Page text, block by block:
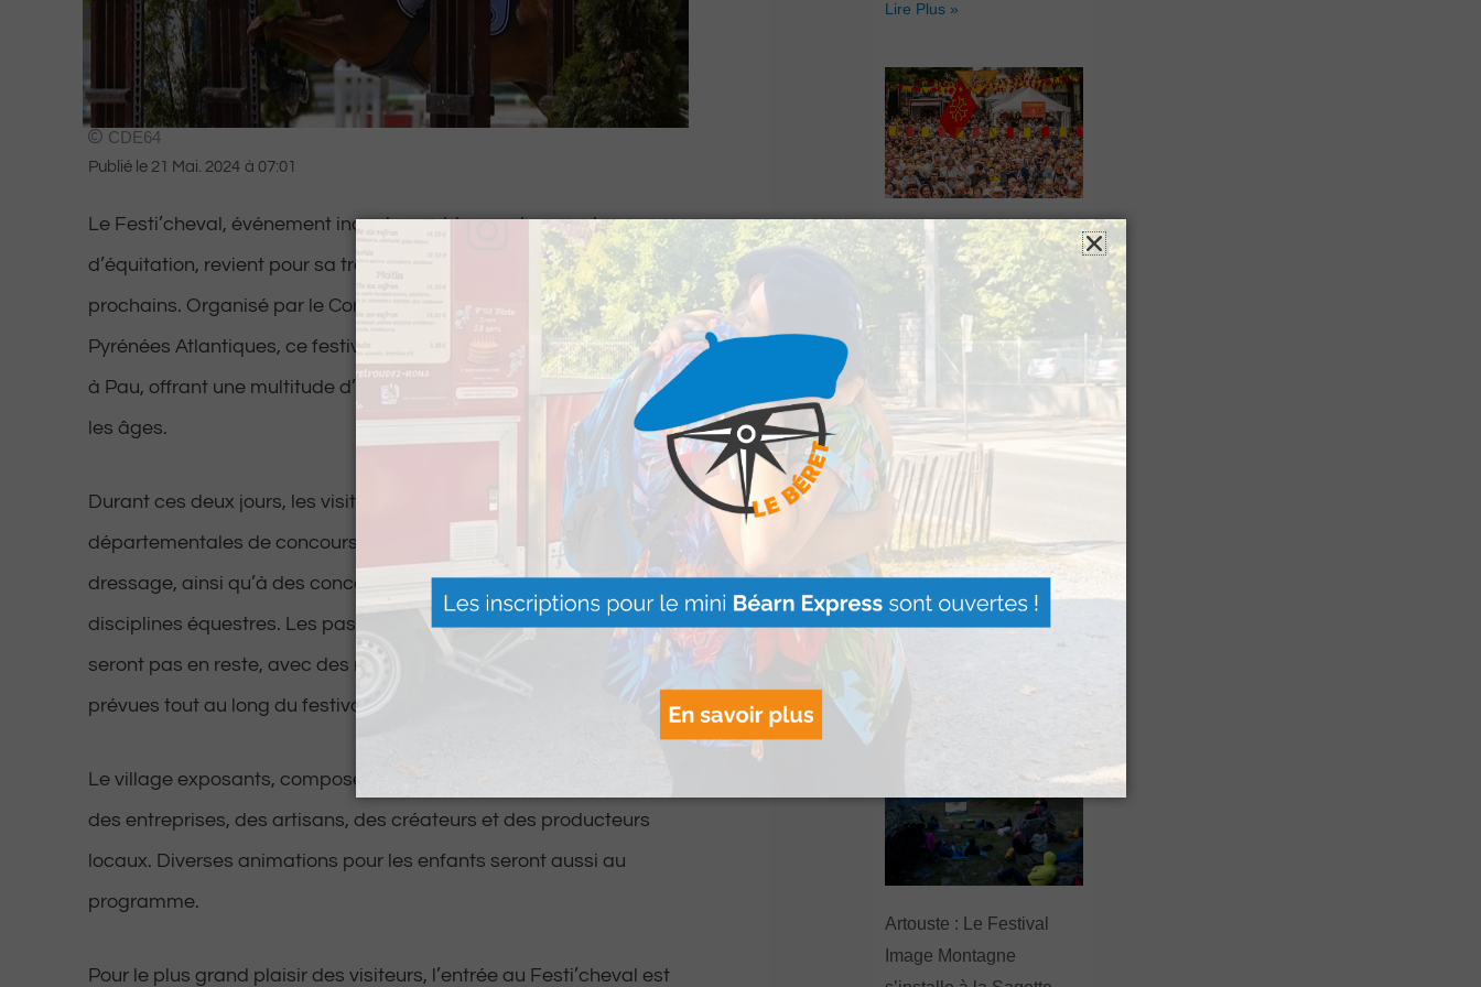
CDE64
Publié le 21 Mai. 2024 à 07:01
Le Festi’cheval, événement incontournable pour les amateurs
d’équitation, revient pour sa troisième édition les 6 et 7 juillet
prochains. Organisé par le Comité Départemental d’Équitation des
Pyrénées Atlantiques, ce festival se déroulera au Domaine de Sers
à Pau, offrant une multitude d’activités et de spectacles pour tous
les âges.
Durant ces deux jours, les visiteurs pourront assister aux finales
départementales de concours de saut d’obstacles (CSO) et de
dressage, ainsi qu’à des concours officiels couvrant diverses
disciplines équestres. Les passionnés de spectacles équestres ne
seront pas en reste, avec des représentations impressionnantes
prévues tout au long du festival.
Le village exposants, composé d’une trentaine de stands, réunira
des entreprises, des artisans, des créateurs et des producteurs
locaux. Diverses animations pour les enfants seront aussi au
programme.
Pour le plus grand plaisir des visiteurs, l’entrée au Festi’cheval est
Lire Plus »
Hestiv’Òc : Les férias
Béarnaises font leur
grand retour à Pau
Lire Plus »
Le Béret : Un voyage
offert par Version
Voyages pour les grands
gagnants
Lire Plus »
Artouste : Le Festival
Image Montagne